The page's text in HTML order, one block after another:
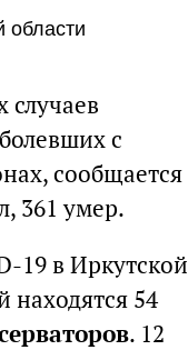
области
случаев
с
сообщается
361 умер.
19 в Иркутской
находятся 54
. 12